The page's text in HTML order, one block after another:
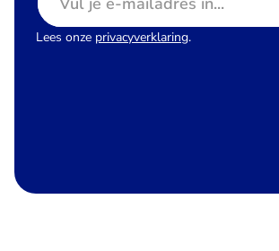
Lees onze privacyverklaring.